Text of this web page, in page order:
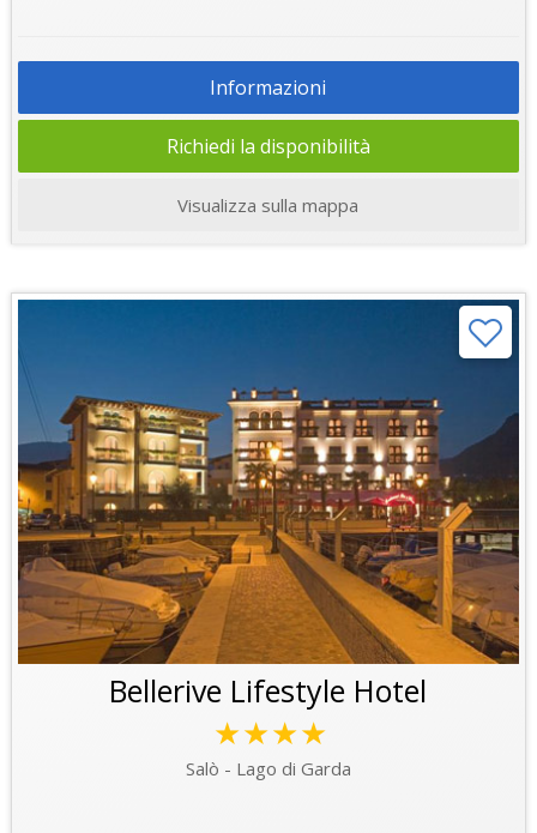
Informazioni
Richiedi la disponibilità
Visualizza sulla mappa
Bellerive Lifestyle Hotel
★★★★
Salò - Lago di Garda